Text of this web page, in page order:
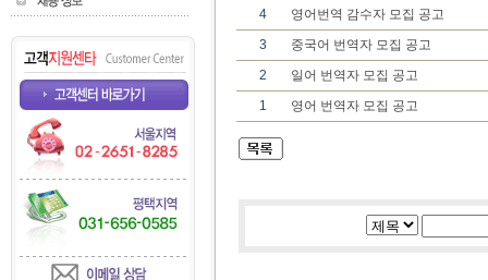
4
영어번역 감수자 모집 공고
3
중국어 번역자 모집 공고
2
일어 번역자 모집 공고
1
영어 번역자 모집 공고